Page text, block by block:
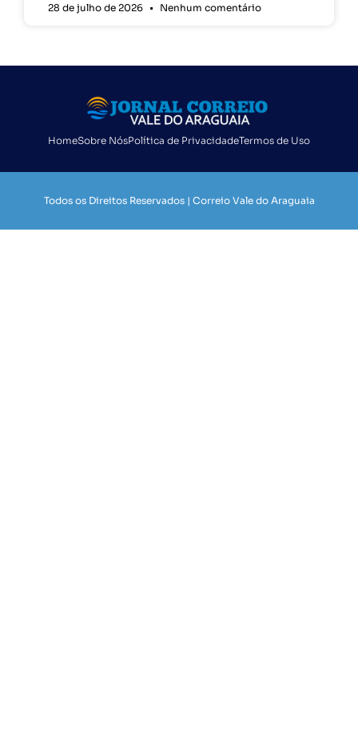
28 de julho de 2026 Nenhum comentário
HomeSobre NósPolítica de PrivacidadeTermos de Uso
Todos os Direitos Reservados | Correio Vale do Araguaia